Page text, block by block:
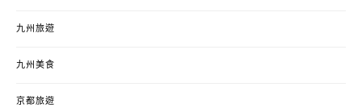
九州旅遊
九州美食
京都旅遊